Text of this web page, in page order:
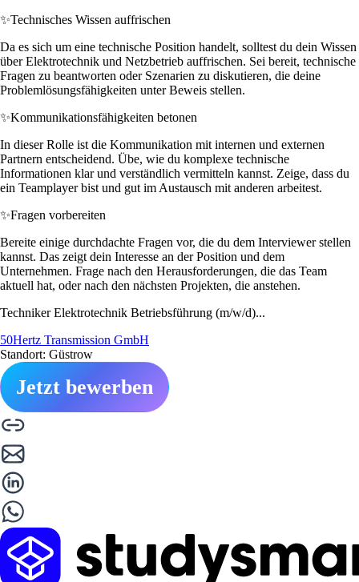
✨Technisches Wissen auffrischen
Da es sich um eine technische Position handelt, solltest du dein Wissen
über Elektrotechnik und Netzbetrieb auffrischen. Sei bereit, technische
Fragen zu beantworten oder Szenarien zu diskutieren, die deine
Problemlösungsfähigkeiten unter Beweis stellen.
✨Kommunikationsfähigkeiten betonen
In dieser Rolle ist die Kommunikation mit internen und externen
Partnern entscheidend. Übe, wie du komplexe technische
Informationen klar und verständlich vermitteln kannst. Zeige, dass du
ein Teamplayer bist und gut im Austausch mit anderen arbeitest.
✨Fragen vorbereiten
Bereite einige durchdachte Fragen vor, die du dem Interviewer stellen
kannst. Das zeigt dein Interesse an der Position und dem
Unternehmen. Frage nach den Herausforderungen, die das Team
aktuell hat, oder nach den nächsten Projekten, die anstehen.
Techniker Elektrotechnik Betriebsführung (m/w/d)...
50Hertz Transmission GmbH
Standort: Güstrow
Jetzt bewerben